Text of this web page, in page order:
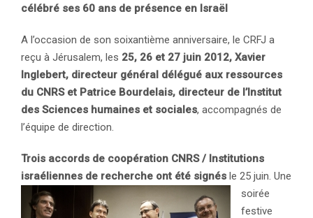
célébré ses 60 ans de présence en Israël
A l’occasion de son soixantième anniversaire, le CRFJ a
reçu à Jérusalem, les 25, 26 et 27 juin 2012, Xavier
Inglebert, directeur général délégué aux ressources
du CNRS et Patrice Bourdelais, directeur de l’Institut
des Sciences humaines et sociales, accompagnés de
l’équipe de direction.
Trois accords de coopération CNRS / Institutions
israéliennes de recherche ont été signés le 25 juin. Une
soirée
festive